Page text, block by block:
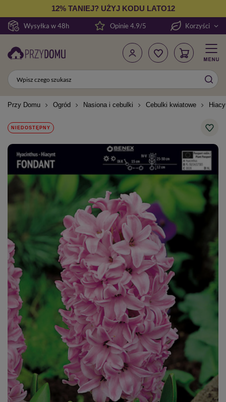
Wysyłka w 48h
12% TANIEJ? UŻYJ KODU LATO12
Opinie 4.9/5 Korzyści
Przy Domu Ogród Nasiona i cebulki Cebulki kwiatowe
NIEDOSTĘPNY